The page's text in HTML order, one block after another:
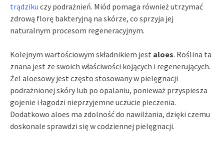
trądziku czy podrażnień. Miód pomaga również utrzymać
zdrową florę bakteryjną na skórze, co sprzyja jej
naturalnym procesom regeneracyjnym.
Kolejnym wartościowym składnikiem jest aloes. Roślina ta
znana jest ze swoich właściwości kojących i regenerujących.
Żel aloesowy jest często stosowany w pielęgnacji
podrażnionej skóry lub po opalaniu, ponieważ przyspiesza
gojenie i łagodzi nieprzyjemne uczucie pieczenia.
Dodatkowo aloes ma zdolność do nawilżania, dzięki czemu
doskonale sprawdzi się w codziennej pielęgnacji.